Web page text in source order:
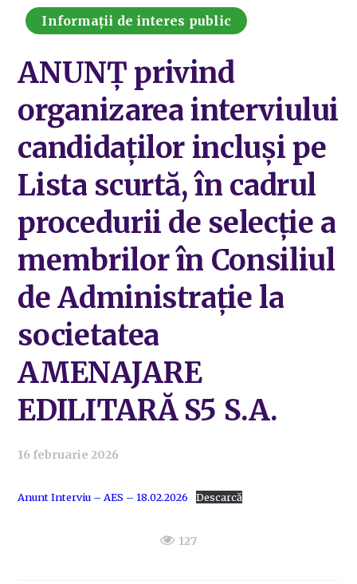
Informații de interes public
ANUNȚ privind
organizarea interviului
candidaților incluși pe
Lista scurtă, în cadrul
procedurii de selecție a
membrilor în Consiliul
de Administrație la
societatea
AMENAJARE
EDILITARĂ S5 S.A.
16 februarie 2026
Anunt Interviu – AES – 18.02.2026 Descarcă
127